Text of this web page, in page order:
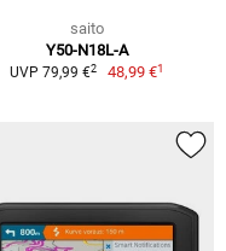
saito
Y50-N18L-A
UVP 79,99 €2 48,99 €1